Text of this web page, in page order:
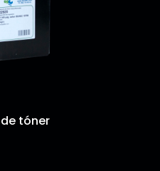
tóner